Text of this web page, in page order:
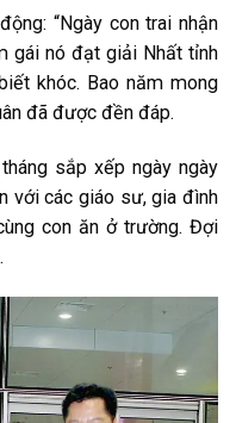
“Ngày con trai nhận
gái nó đạt giải Nhất tỉnh
khóc. Bao năm mong
đã được đền đáp.
sắp xếp ngày ngày
với các giáo sư, gia đình
con ăn ở trường. Đợi